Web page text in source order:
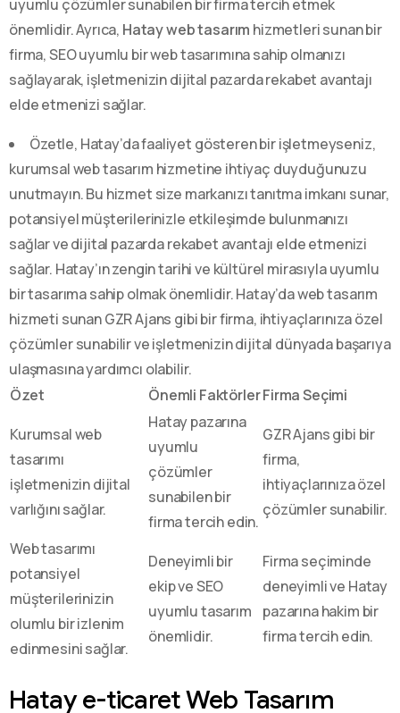
uyumlu çözümler sunabilen bir firma tercih etmek
önemlidir. Ayrıca, Hatay web tasarım hizmetleri sunan bir
firma, SEO uyumlu bir web tasarımına sahip olmanızı
sağlayarak, işletmenizin dijital pazarda rekabet avantajı
elde etmenizi sağlar.
Özetle, Hatay’da faaliyet gösteren bir işletmeyseniz,
kurumsal web tasarım hizmetine ihtiyaç duyduğunuzu
unutmayın. Bu hizmet size markanızı tanıtma imkanı sunar,
potansiyel müşterilerinizle etkileşimde bulunmanızı
sağlar ve dijital pazarda rekabet avantajı elde etmenizi
sağlar. Hatay’ın zengin tarihi ve kültürel mirasıyla uyumlu
bir tasarıma sahip olmak önemlidir. Hatay’da web tasarım
hizmeti sunan GZR Ajans gibi bir firma, ihtiyaçlarınıza özel
çözümler sunabilir ve işletmenizin dijital dünyada başarıya
ulaşmasına yardımcı olabilir.
Özet
Önemli FaktörlerFirma Seçimi
Kurumsal web
tasarımı
işletmenizin dijital
varlığını sağlar.
Hatay pazarına
uyumlu
çözümler
sunabilen bir
firma tercih edin.
GZR Ajans gibi bir
firma,
ihtiyaçlarınıza özel
çözümler sunabilir.
Web tasarımı
potansiyel
müşterilerinizin
olumlu bir izlenim
edinmesini sağlar.
Deneyimli bir
ekip ve SEO
uyumlu tasarım
önemlidir.
Firma seçiminde
deneyimli ve Hatay
pazarına hakim bir
firma tercih edin.
Hatay e-ticaret Web Tasarım